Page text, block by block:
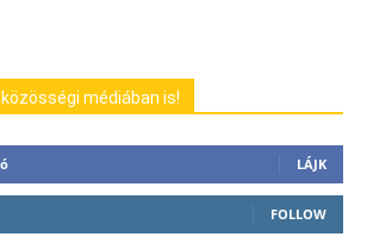
médiában is!
LÁJK
FOLLOW